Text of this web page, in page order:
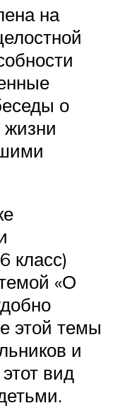
​​на
о
класс)
«О
этой темы
и
вид